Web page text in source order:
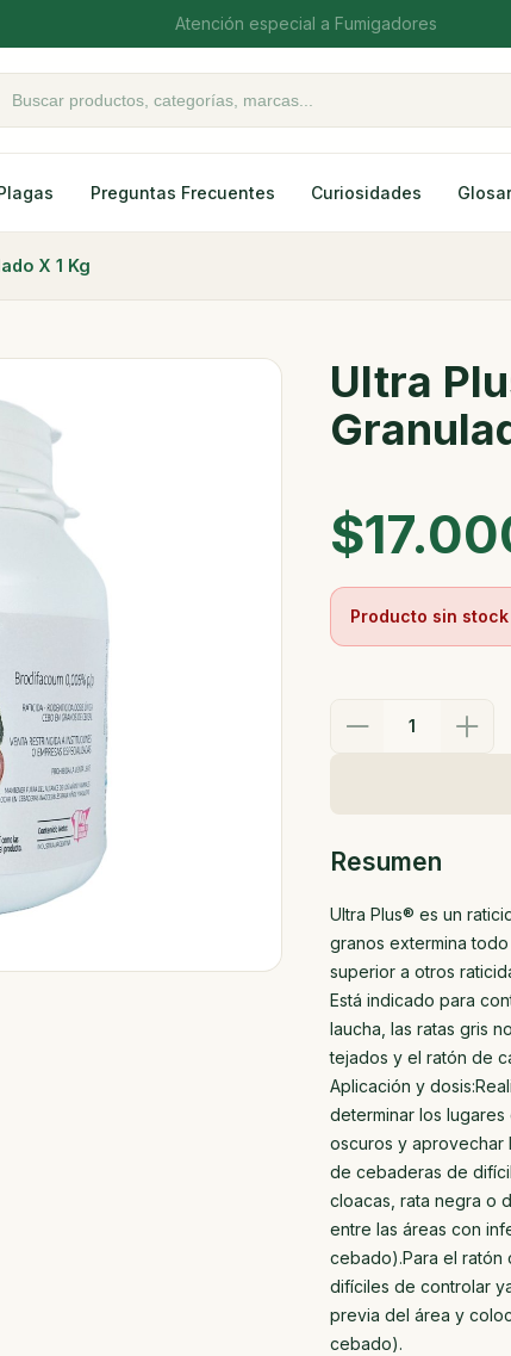
Atención especial a Fumigadores
productos
Preguntas Frecuentes Curiosidades
X 1 Kg
Ultra
Producto sin stock
1
Resumen
Ultra Plus® es un
granos extermina
superior a otros
Está indicado para
laucha, las ratas gris
tejados y el ratón de
Aplicación y
determinar los
oscuros y aprovechar
de cebaderas de
cloacas, rata negra o
entre las áreas con
cebado).Para el ratón
difíciles de controlar
previa del área y
cebado).